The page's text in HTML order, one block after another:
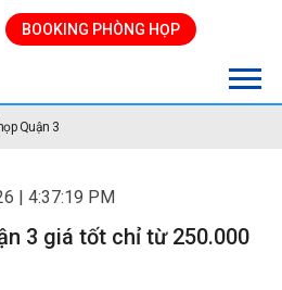
BOOKING PHÒNG HỌP
Quận 3
| 4:37:19 PM
3 giá tốt chỉ từ 250.000